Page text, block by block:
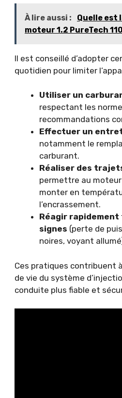
À lire aussi :
Quelle est
moteur 1.2 PureTech 110
Il est conseillé d’adopter
quotidien pour limiter
Utiliser un
respectant les
recommandations
Effectuer un
notamment le
carburant.
Réaliser des
permettre au
monter en
l’encrassement.
Réagir
signes (perte de
noires, voyant
Ces pratiques contribuent
de vie du système
conduite plus fiable et